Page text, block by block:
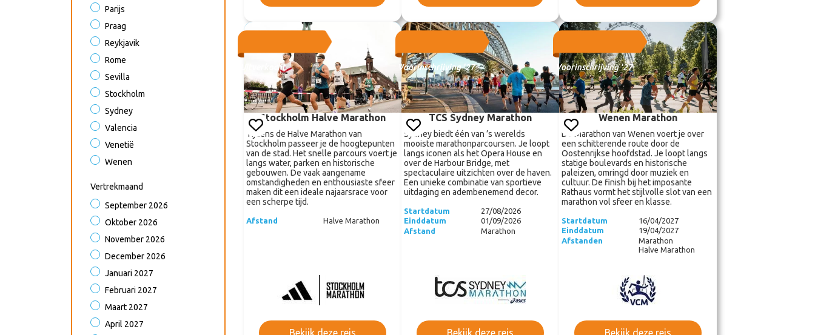
Parijs
Praag
Reykjavik
Rome
Sevilla
Stockholm
Sydney
Valencia
Venetië
Wenen
Vertrekmaand
September 2026
Oktober 2026
November 2026
December 2026
Januari 2027
Februari 2027
Maart 2027
April 2027
Uitverkocht
Stockholm Halve Marathon
Tijdens de Halve Marathon van
Stockholm passeer je de hoogtepunten
van de stad. Het snelle parcours voert je
langs water, parken en historische
gebouwen. De vaak aangename
omstandigheden en enthousiaste sfeer
maken dit een ideale najaarsrace voor
een scherpe tijd.
Afstand Halve Marathon
Bekijk deze reis
Voorinschrijving '27
TCS Sydney Marathon
Sydney biedt één van ’s werelds
mooiste marathonparcoursen. Je loopt
langs iconen als het Opera House en
over de Harbour Bridge, met
spectaculaire uitzichten over de haven.
Een unieke combinatie van sportieve
uitdaging en adembenemend decor.
Startdatum
27/08/2026
Einddatum
01/09/2026
Afstand
Marathon
Bekijk deze reis
Voorinschrijving '27
Wenen Marathon
De Marathon van Wenen voert je over
een schitterende route door de
Oostenrijkse hoofdstad. Je loopt langs
statige boulevards en historische
paleizen, omringd door muziek en
cultuur. De finish bij het imposante
Rathaus vormt het stijlvolle slot van een
marathon vol sfeer en klasse.
Startdatum
16/04/2027
Einddatum
19/04/2027
Afstanden
Marathon
Halve Marathon
Bekijk deze reis